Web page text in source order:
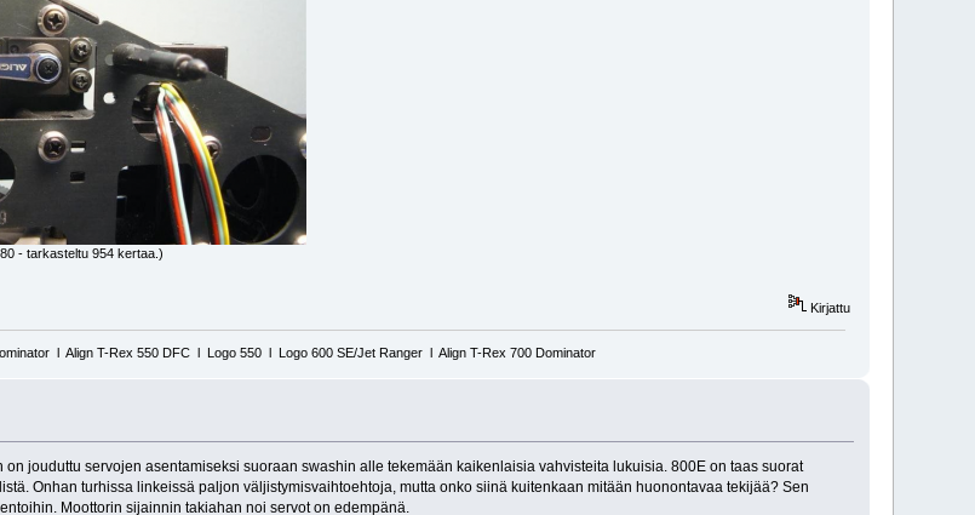
- tarkasteltu 954 kertaa.)
Kirjattu
l Align T-Rex 550 DFC l Logo 550 l Logo 600 SE/Jet Ranger l Align T-Rex 700 Dominator
on jouduttu servojen asentamiseksi suoraan swashin alle tekemään kaikenlaisia vahvisteita lukuisia. 800E on taas suorat
Onhan turhissa linkeissä paljon väljistymisvaihtoehtoja, mutta onko siinä kuitenkaan mitään huonontavaa tekijää? Sen
Moottorin sijainnin takiahan noi servot on edempänä.